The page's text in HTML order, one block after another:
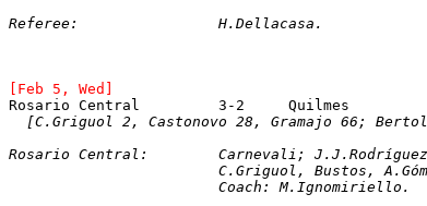
Referee:		H.Dellacasa.
[Feb 5, Wed]
Rosario Central    	3-2	Quilmes
[C.Griguol 2, Castonovo 28, Gramajo 66;
Rosario Central:	Carnevali;
C.Griguol, Bustos,
			Coach: M.Ignomiriello.